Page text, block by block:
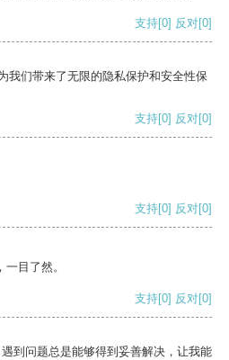
支持[0] 反对[0]
我们带来了无限的隐私保护和安全性保
支持[0] 反对[0]
支持[0] 反对[0]
目了然。
支持[0] 反对[0]
到问题总是能够得到妥善解决，让我能